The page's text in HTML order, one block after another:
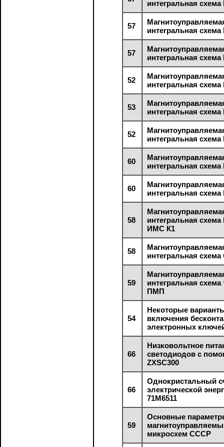
интегральная схема
57
интегральная схема
57
интегральная схема
52
интегральная схема
53
интегральная схема
52
интегральная схема
60
интегральная схема
60
интегральная схема
58
интегральная
ИМС К1
58
интегральная
59
интегральная схема
ПМП
54
Некоторые
включения
электронных
66
Низковольтное
светодиодов с
ZXSC300
66
Однокристальный
электрической
71М6511
59
Основные
микросхем СССР